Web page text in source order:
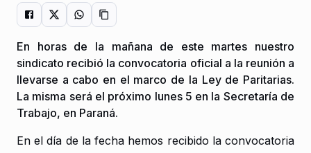
En horas de la mañana de este martes nuestro
sindicato recibió la convocatoria oficial a la reunión a
llevarse a cabo en el marco de la Ley de Paritarias.
La misma será el próximo lunes 5 en la Secretaría de
Trabajo, en Paraná.
En el día de la fecha hemos recibido la convocatoria